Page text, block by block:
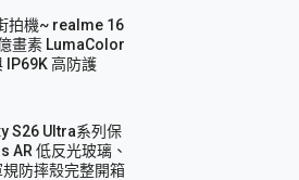
拍機~ realme 16
畫素 LumaColor
IP69K 高防護
S26 Ultra系列保
AR 低反光玻璃、
防摔殼完整開箱